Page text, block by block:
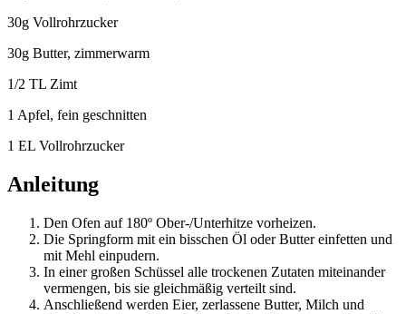
30g Vollrohrzucker
30g Butter, zimmerwarm
1/2 TL Zimt
1 Apfel, fein geschnitten
1 EL Vollrohrzucker
Anleitung
Den Ofen auf 180º Ober-/Unterhitze vorheizen.
Die Springform mit ein bisschen Öl oder Butter einfetten und
mit Mehl einpudern.
In einer großen Schüssel alle trockenen Zutaten miteinander
vermengen, bis sie gleichmäßig verteilt sind.
Anschließend werden Eier, zerlassene Butter, Milch und